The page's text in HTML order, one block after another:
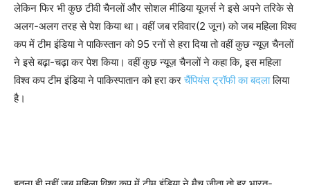
लेकिन फिर भी कुछ टीवी चैनलों और सोशल मीडिया यूजर्स ने इसे अपने तरिके से
अलग-अलग तरह से पेश किया था। वहीं जब रविवार(2 जून) को जब महिला विश्व
कप में टीम इंडिया ने पाकिस्तान को 95 रनों से हरा दिया तो वहीं कुछ न्यूज़ चैनलों
ने इसे बढ़ा-चढ़ा कर पेश किया। वहीं कुछ न्यूज़ चैनलों ने कहा कि, इस महिला
विश्व कप टीम इंडिया ने पाकिस्पातान को हरा करचैंपियंस ट्रॉफी का बदलालिया
है।